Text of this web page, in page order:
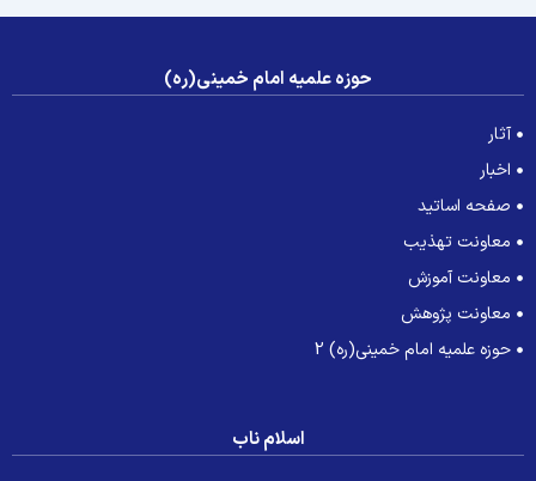
حوزه علمیه امام خمینی(ره)
آثار
اخبار
صفحه اساتید
معاونت تهذیب
معاونت آموزش
معاونت پژوهش
حوزه علمیه امام خمینی(ره) 2
اسلام ناب